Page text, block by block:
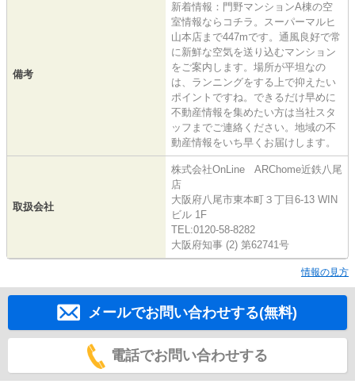
備考
新着情報：門野マンションA棟の空
室情報ならコチラ。スーパーマルヒ
山本店まで447mです。通風良好で常
に新鮮な空気を送り込むマンション
をご案内します。場所が平坦なの
は、ランニングをする上で抑えたい
ポイントですね。できるだけ早めに
不動産情報を集めたい方は当社スタ
ッフまでご連絡ください。地域の不
動産情報をいち早くお届けします。
取扱会社
株式会社OnLine ARChome近鉄八尾
店
大阪府八尾市東本町３丁目6-13 WIN
ビル 1F
TEL:0120-58-8282
大阪府知事 (2) 第62741号
情報の見方
メールでお問い合わせする(無料)
電話でお問い合わせする